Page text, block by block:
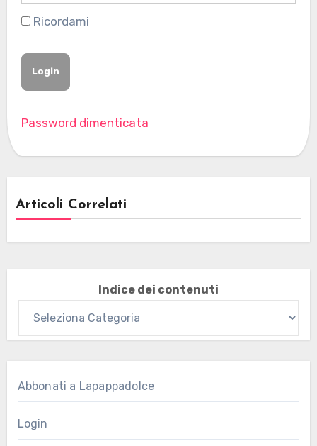
Ricordami
Password dimenticata
Articoli Correlati
Indice dei contenuti
Abbonati a Lapappadolce
Login